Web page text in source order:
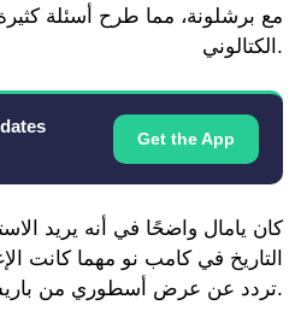
مع برشلونة، مما طرح أسئلة
الكتالوني.
Get the App
كان يامال واضحًا في أنه يريد
التاريخ في كامب نو مهما كانت
تردد عن عرض أسطوري من باريس سان جيرمان لضمه.